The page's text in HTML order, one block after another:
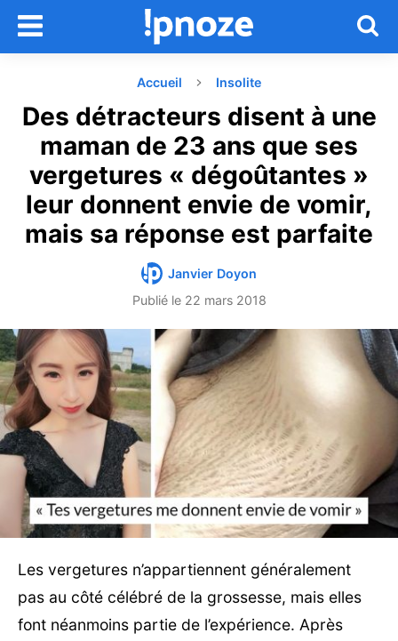
Accueil Insolite
Des détracteurs disent à une
maman de 23 ans que ses
vergetures « dégoûtantes »
leur donnent envie de vomir,
mais sa réponse est parfaite
Janvier Doyon
Publié le 22 mars 2018
Les vergetures n’appartiennent généralement
pas au côté célébré de la grossesse, mais elles
font néanmoins partie de l’expérience. Après